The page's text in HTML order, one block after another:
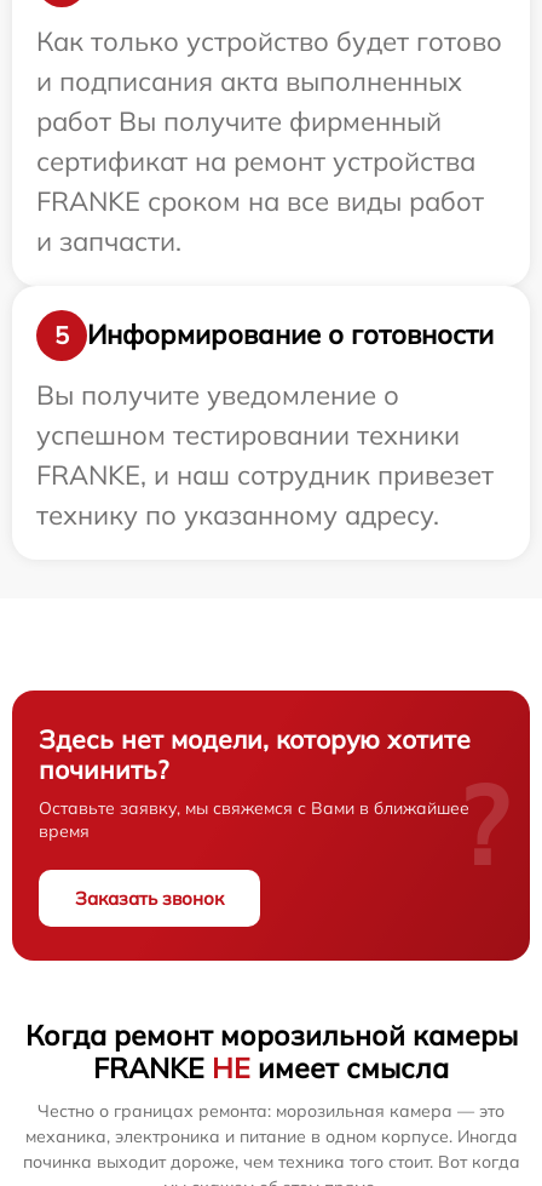
Как только устройство будет готово
и подписания акта выполненных
работ Вы получите фирменный
сертификат на ремонт устройства
FRANKE сроком на все виды работ
и запчасти.
5
Информирование о готовности
Вы получите уведомление о
успешном тестировании техники
FRANKE, и наш сотрудник привезет
технику по указанному адресу.
Здесь нет модели, которую хотите
починить?
Оставьте заявку, мы свяжемся с Вами в ближайшее
время
Заказать звонок
?
Когда ремонт морозильной камеры
FRANKE НЕ имеет смысла
Честно о границах ремонта: морозильная камера — это
механика, электроника и питание в одном корпусе. Иногда
починка выходит дороже, чем техника того стоит. Вот когда